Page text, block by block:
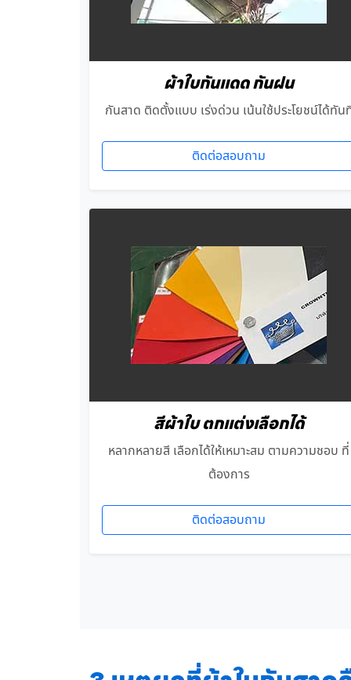
ผ้าใบกันแดด กันฝน
กันสาด ติดตั้งแบบ เร่งด่วน เน้นใช้ประโยชน์ได้ทัน
ติดต่อสอบถาม
สีผ้าใบ ตกแต่งเลือกได้
หลากหลายสี เลือกได้ให้เหมาะสม ตามความชอบ ที่
ต้องการ
ติดต่อสอบถาม